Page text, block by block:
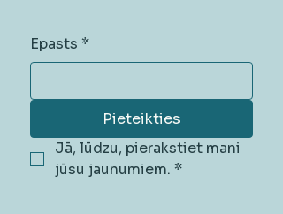
Epasts *
Pieteikties
Jā, lūdzu, pierakstiet mani
jūsu jaunumiem. *